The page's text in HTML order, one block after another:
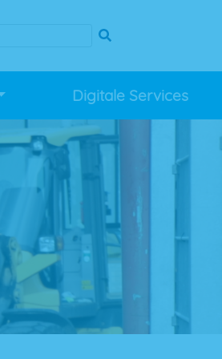
Digitale Services